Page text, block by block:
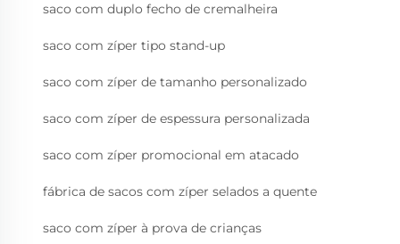
saco com duplo fecho de cremalheira
saco com zíper tipo stand-up
saco com zíper de tamanho personalizado
saco com zíper de espessura personalizada
saco com zíper promocional em atacado
fábrica de sacos com zíper selados a quente
saco com zíper à prova de crianças